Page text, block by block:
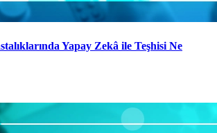
Yapay Zekâ ile Teşhisi Ne